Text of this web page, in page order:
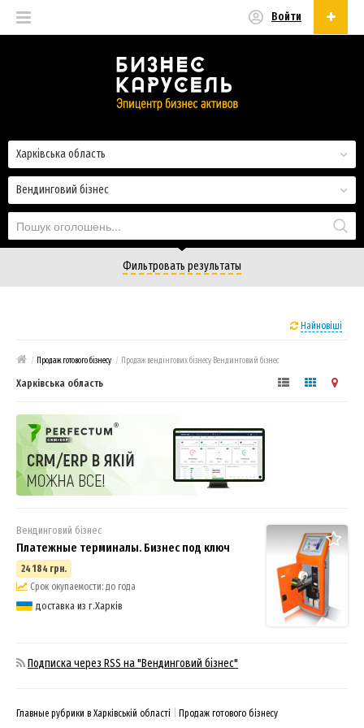
Войти
Вендинговий бізнес
Харківська область
Фильтровать результаты
Найновіші
/ Продаж готового бізнесу / Продаж вендінгових бізнесу Вендинговий бізнес
Харківська область
Вендинговий бізнес
Платежные терминалы. Бизнес под ключ
24 184 грн.
Срок окупаемости: до года
доставка из г.Харків
Подписка через RSS на "Вендинговий бізнес"
Главные рубрики в Харківській області Продаж готового бізнесу